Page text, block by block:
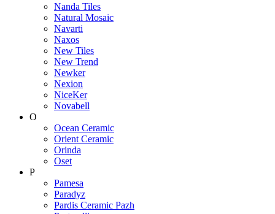
Nanda Tiles
Natural Mosaic
Navarti
Naxos
New Tiles
New Trend
Newker
Nexion
NiceKer
Novabell
O
Ocean Ceramic
Orient Ceramic
Orinda
Oset
P
Pamesa
Paradyz
Pardis Ceramic Pazh